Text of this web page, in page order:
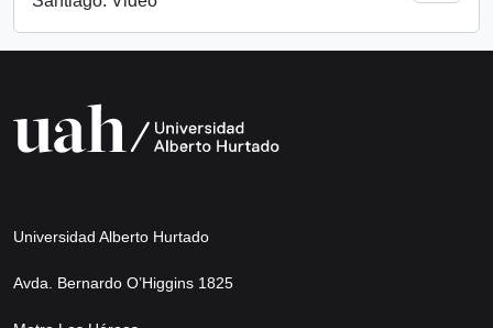
Universidad Alberto Hurtado
Avda. Bernardo O’Higgins 1825